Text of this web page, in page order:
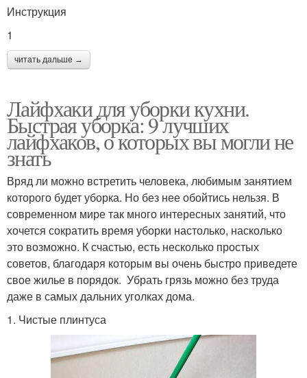
Инструкция
1
читать дальше →
Лайфхаки для уборки кухни.
Быстрая уборка: 9 лучших
лайфхаков, о которых вы могли не
знать
Вряд ли можно встретить человека, любимым занятием
которого будет уборка. Но без нее обойтись нельзя. В
современном мире так много интересных занятий, что
хочется сократить время уборки настолько, насколько
это возможно. К счастью, есть несколько простых
советов, благодаря которым вы очень быстро приведете
свое жилье в порядок. Убрать грязь можно без труда
даже в самых дальних уголках дома.
1. Чистые плинтуса